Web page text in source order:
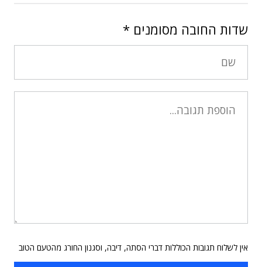
שדות החובה מסומנים *
אין לשלוח תגובות הכוללות דברי הסתה, דיבה, וסגנון החורג מהטעם הטוב